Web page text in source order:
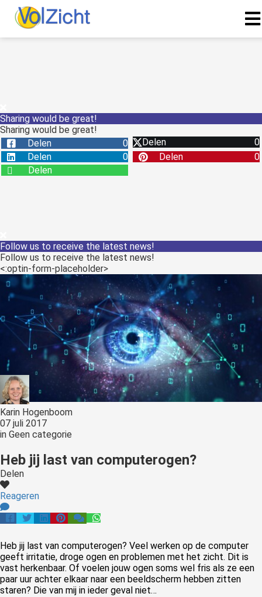
Sharing would be great!
Sharing would be great!
Delen
0 Delen
0
Delen
0 Delen
0
Delen
Follow us to receive the latest news!
Follow us to receive the latest news!
<:optin-form-placeholder>
Karin Hogenboom
07 juli 2017
in Geen categorie
Heb jij last van computerogen?
Delen
Reageren
Heb jij last van computerogen? Veel werken op de computer
geeft irritatie, droge ogen en problemen met het zicht. Dit is
vast herkenbaar. Of voelen jouw ogen soms wel fris als ze een
paar uur achter elkaar naar een beeldscherm hebben zitten
staren? Die van mij in ieder geval niet…